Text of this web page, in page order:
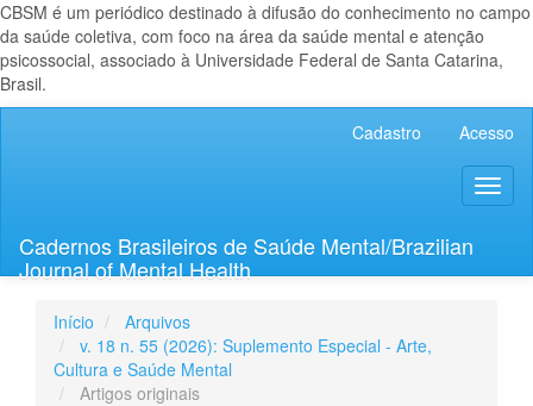
CBSM é um periódico destinado à difusão do conhecimento no campo
da saúde coletiva, com foco na área da saúde mental e atenção
psicossocial, associado à Universidade Federal de Santa Catarina,
Brasil.
Lateral
Cadastro Acesso
Cadernos Brasileiros de Saúde Mental/Brazilian
Journal of Mental Health
Início
Arquivos
v. 18 n. 55 (2026): Suplemento Especial - Arte,
Cultura e Saúde Mental
Artigos originais